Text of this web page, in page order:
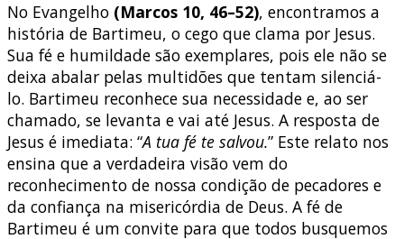
No Evangelho (Marcos 10, 46–52), encontramos a
história de Bartimeu, o cego que clama por Jesus.
Sua fé e humildade são exemplares, pois ele não se
deixa abalar pelas multidões que tentam silenciá-
lo. Bartimeu reconhece sua necessidade e, ao ser
chamado, se levanta e vai até Jesus. A resposta de
Jesus é imediata: “A tua fé te salvou.” Este relato nos
ensina que a verdadeira visão vem do
reconhecimento de nossa condição de pecadores e
da confiança na misericórdia de Deus. A fé de
Bartimeu é um convite para que todos busquemos